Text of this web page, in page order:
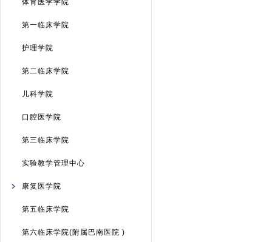
体育医学学院
第一临床学院
护理学院
第二临床学院
儿科学院
口腔医学院
第三临床学院
实验教学管理中心
康复医学院
第五临床学院
第六临床学院(附属巴南医院 )